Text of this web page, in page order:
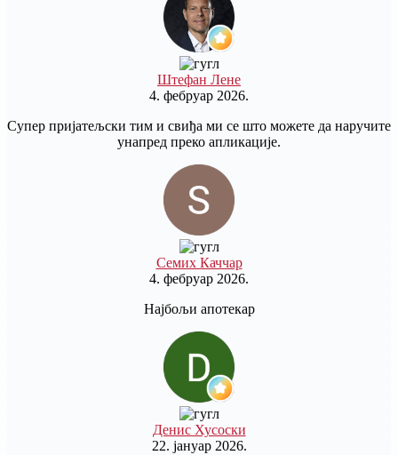
Штефан Лене
4. фебруар 2026.
Супер пријатељски тим и свиђа ми се што можете да наручите
унапред преко апликације.
Семих Каччар
4. фебруар 2026.
Најбољи апотекар
Денис Хусоски
22. јануар 2026.